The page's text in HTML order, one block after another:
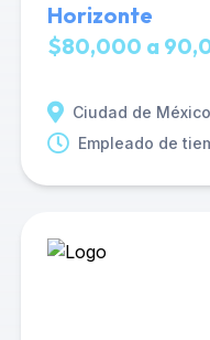
Horizonte
$80,000 a
Ciudad de
Empleado de